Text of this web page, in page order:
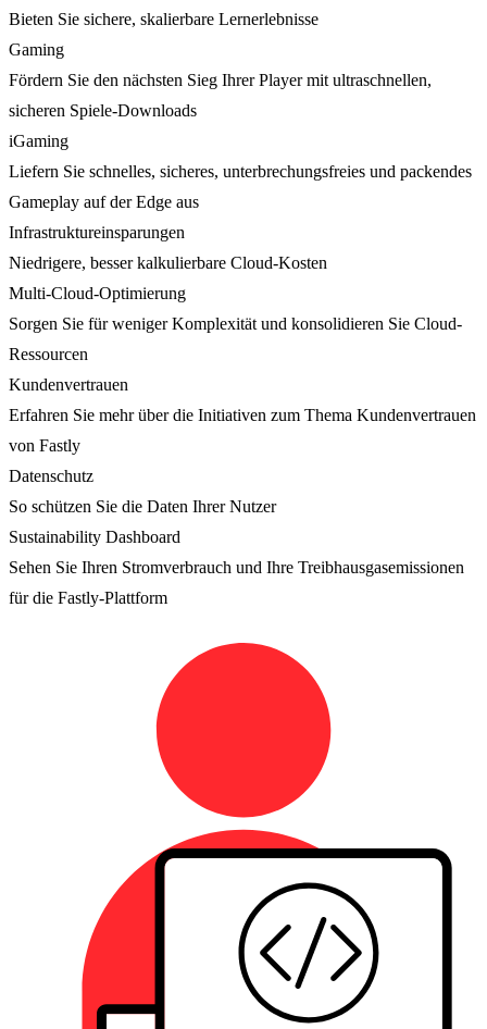
Bieten Sie sichere, skalierbare Lernerlebnisse
Gaming
Fördern Sie den nächsten Sieg Ihrer Player mit ultraschnellen,
sicheren Spiele-Downloads
iGaming
Liefern Sie schnelles, sicheres, unterbrechungsfreies und packendes
Gameplay auf der Edge aus
Infrastruktureinsparungen
Niedrigere, besser kalkulierbare Cloud-Kosten
Multi-Cloud-Optimierung
Sorgen Sie für weniger Komplexität und konsolidieren Sie Cloud-
Ressourcen
Kundenvertrauen
Erfahren Sie mehr über die Initiativen zum Thema Kundenvertrauen
von Fastly
Datenschutz
So schützen Sie die Daten Ihrer Nutzer
Sustainability Dashboard
Sehen Sie Ihren Stromverbrauch und Ihre Treibhausgasemissionen
für die Fastly-Plattform